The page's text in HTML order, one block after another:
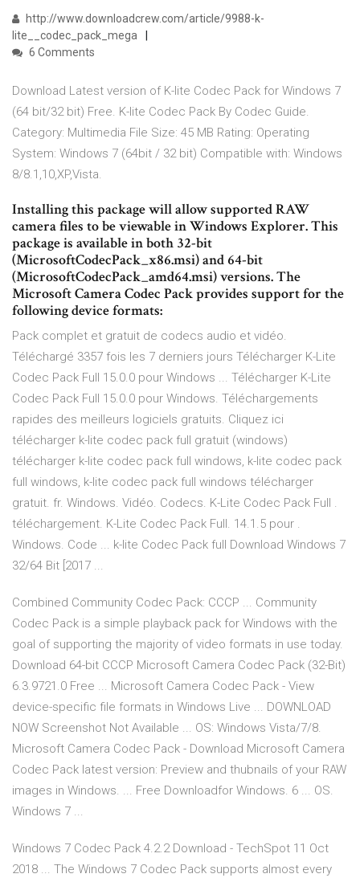
http://www.downloadcrew.com/article/9988-k-
lite__codec_pack_mega
6 Comments
Download Latest version of K-lite Codec Pack for Windows 7
(64 bit/32 bit) Free. K-lite Codec Pack By Codec Guide.
Category: Multimedia File Size: 45 MB Rating: Operating
System: Windows 7 (64bit / 32 bit) Compatible with: Windows
8/8.1,10,XP,Vista.
Installing this package will allow supported RAW
camera files to be viewable in Windows Explorer. This
package is available in both 32-bit
(MicrosoftCodecPack_x86.msi) and 64-bit
(MicrosoftCodecPack_amd64.msi) versions. The
Microsoft Camera Codec Pack provides support for the
following device formats:
Pack complet et gratuit de codecs audio et vidéo.
Téléchargé 3357 fois les 7 derniers jours Télécharger K-Lite
Codec Pack Full 15.0.0 pour Windows ... Télécharger K-Lite
Codec Pack Full 15.0.0 pour Windows. Téléchargements
rapides des meilleurs logiciels gratuits. Cliquez ici
télécharger k-lite codec pack full gratuit (windows)
télécharger k-lite codec pack full windows, k-lite codec pack
full windows, k-lite codec pack full windows télécharger
gratuit. fr. Windows. Vidéo. Codecs. K-Lite Codec Pack Full .
téléchargement. K-Lite Codec Pack Full. 14.1.5 pour .
Windows. Code ... k-lite Codec Pack full Download Windows 7
32/64 Bit [2017 ...
Combined Community Codec Pack: CCCP ... Community
Codec Pack is a simple playback pack for Windows with the
goal of supporting the majority of video formats in use today.
Download 64-bit CCCP Microsoft Camera Codec Pack (32-Bit)
6.3.9721.0 Free ... Microsoft Camera Codec Pack - View
device-specific file formats in Windows Live ... DOWNLOAD
NOW Screenshot Not Available ... OS: Windows Vista/7/8.
Microsoft Camera Codec Pack - Download Microsoft Camera
Codec Pack latest version: Preview and thubnails of your RAW
images in Windows. ... Free Downloadfor Windows. 6 ... OS.
Windows 7 ...
Windows 7 Codec Pack 4.2.2 Download - TechSpot 11 Oct
2018 ... The Windows 7 Codec Pack supports almost every